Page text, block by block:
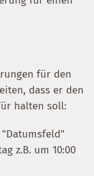
für den
dass er den
halten soll:
z.B. um 10:00